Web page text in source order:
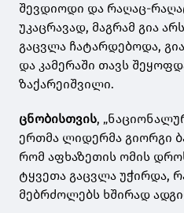
შევდიოდი და რაღაც-
უკაცრავად, მაგრამ გია
გაცვლა ჩატარდებოდა,
და კამერაში თავს
ზაქარეიშვილი.
ცნობისთვის,
ერთმა ლიდერმა გიორგი
რომ აფხაზეთის ომის
ტყვეთა გაცვლა უჭირდა,
მებრძოლებს ხშირად